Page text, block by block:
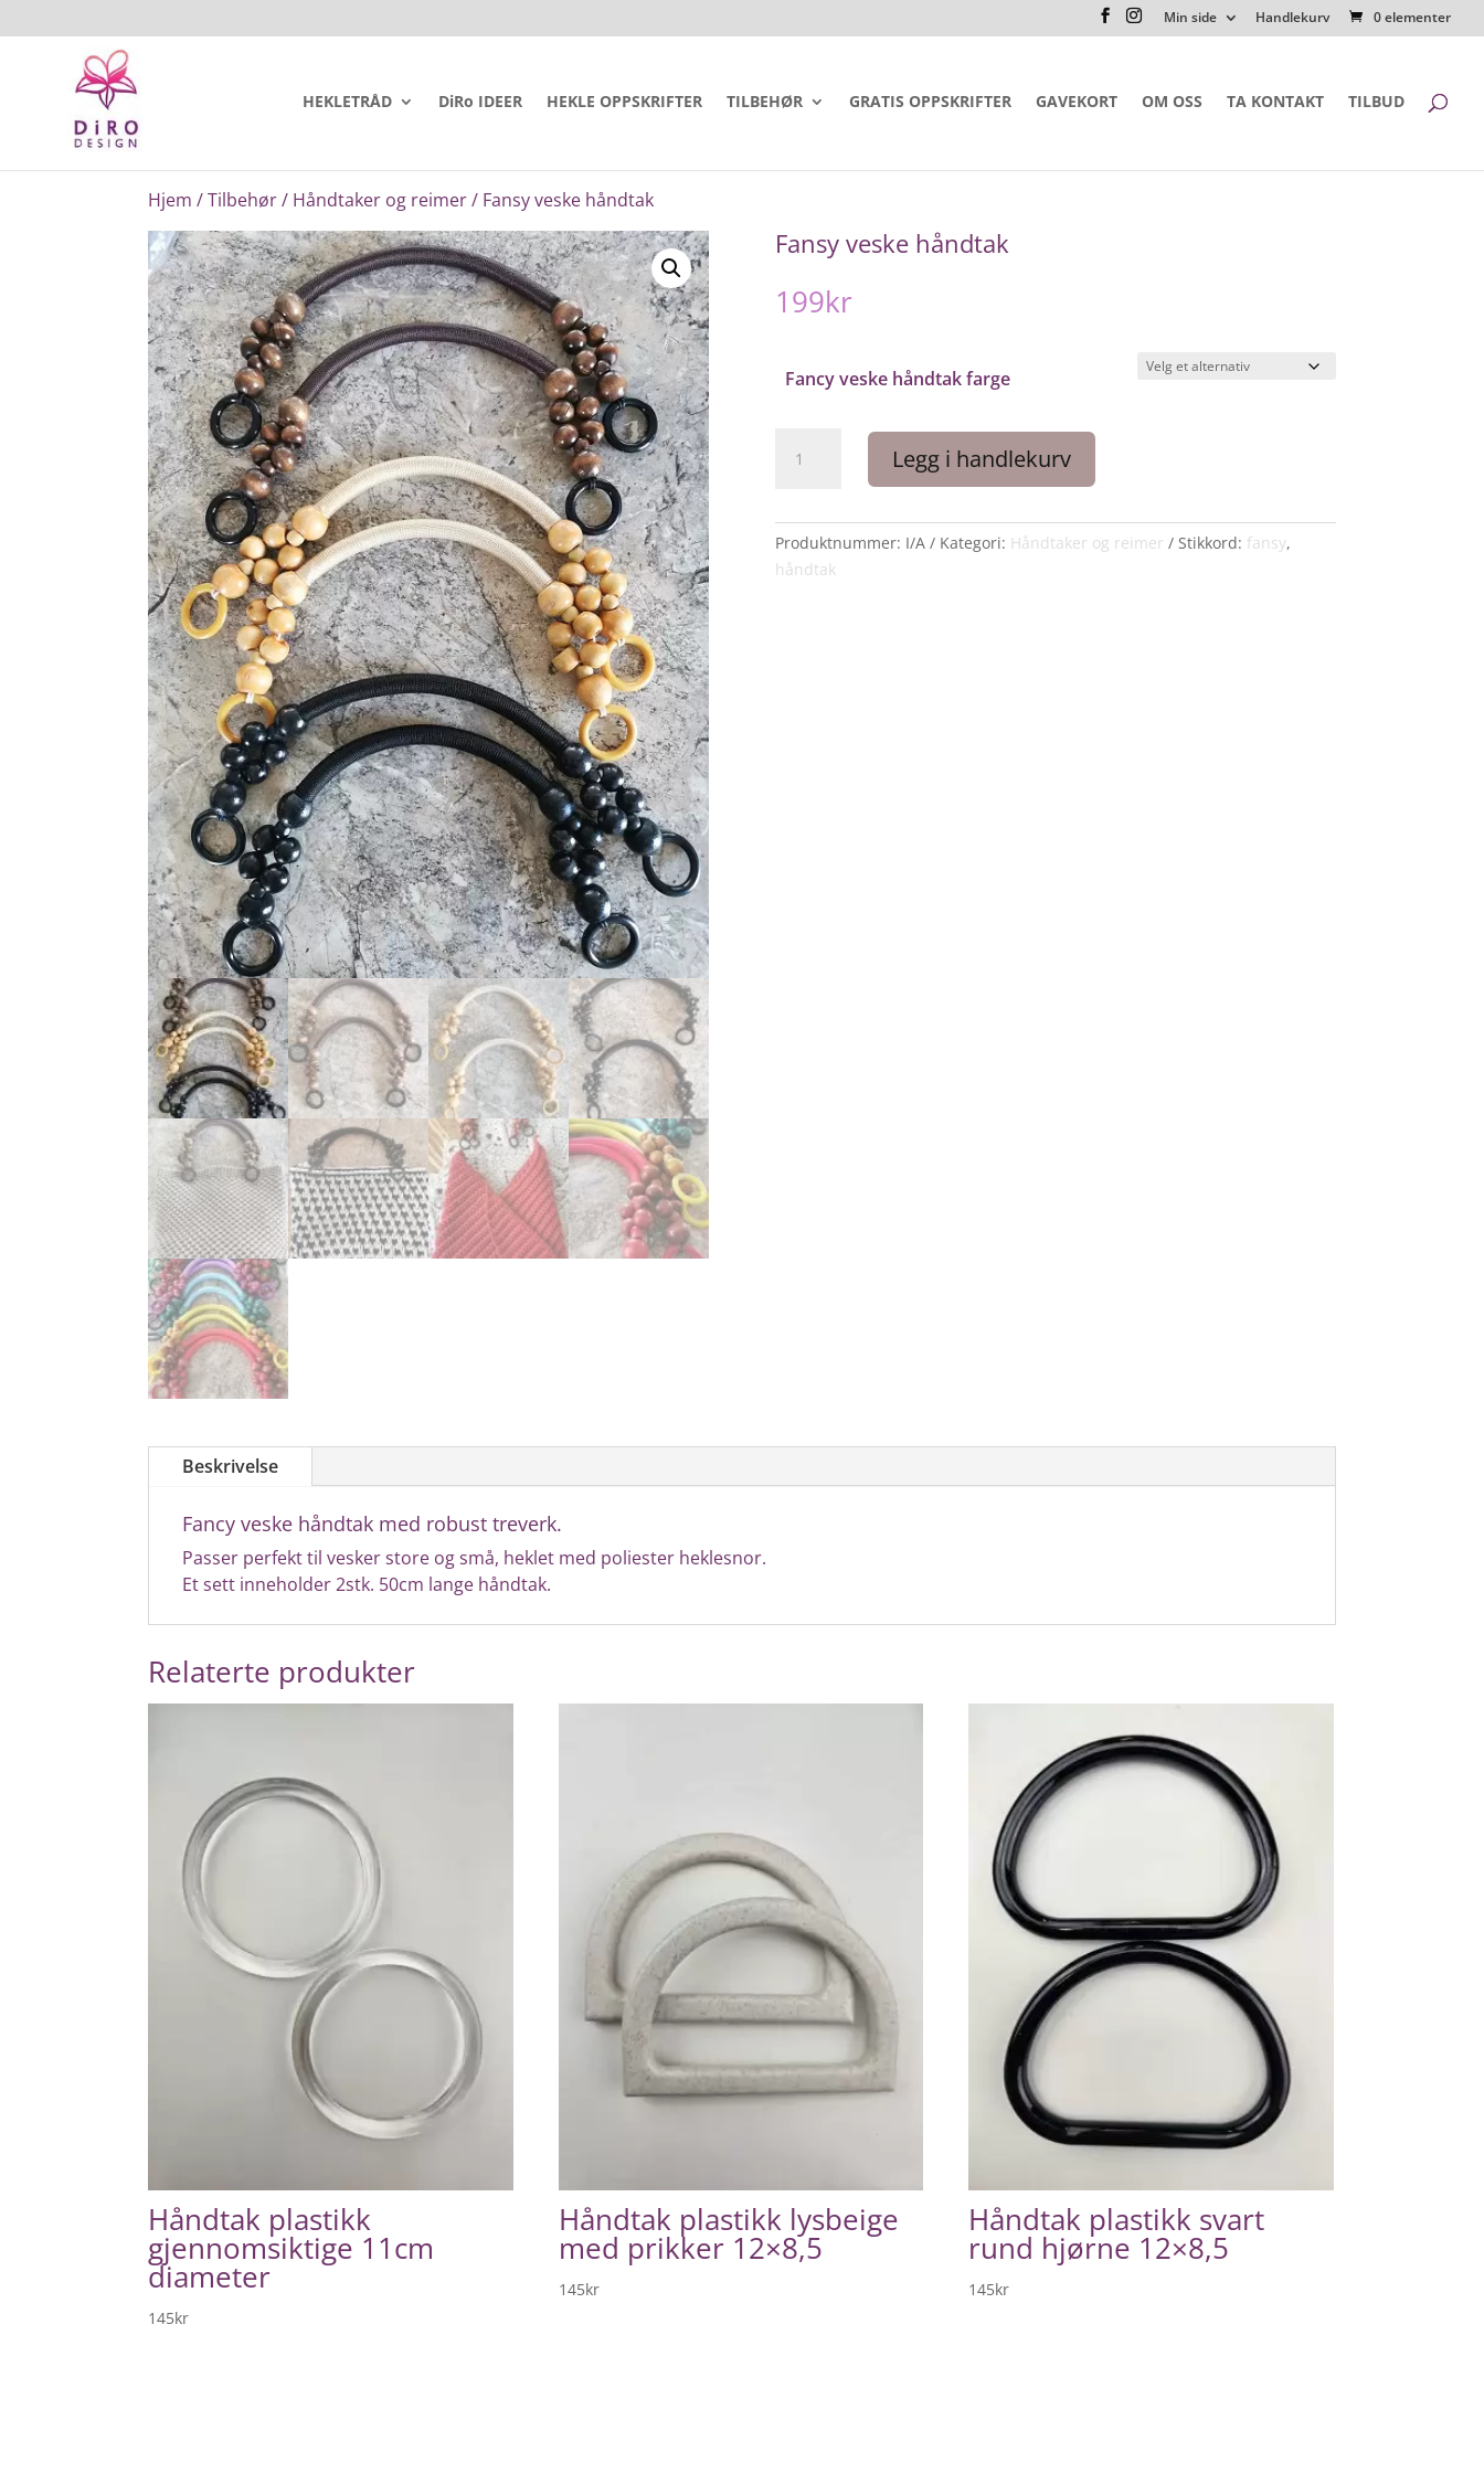
Min side Handlekurv 0 elementer
HEKLETRÅD DiRo IDEER HEKLE OPPSKRIFTER TILBEHØR GRATIS OPPSKRIFTER GAVEKORT OM OSS TA KONTAKT TILBUD
Hjem /Tilbehør/ Håndtaker og reimer/ Fansy veske håndtak
Fansy veske håndtak
199kr
Fancy veske håndtak farge
veske
antall
Legg i handlekurv
Produktnummer: I/A Kategori: Håndtaker og reimer Stikkord: fansy,
håndtak
Beskrivelse
Fancy veske håndtak med robust treverk.
Passer perfekt til vesker store og små, heklet med poliester heklesnor.
Et sett inneholder 2stk. 50cm lange håndtak.
Relaterte produkter
Håndtak plastikk
gjennomsiktige 11cm
diameter
145kr
Håndtak plastikk lysbeige
med prikker 12×8,5
145kr
Håndtak plastikk svart
rund hjørne 12×8,5
145kr